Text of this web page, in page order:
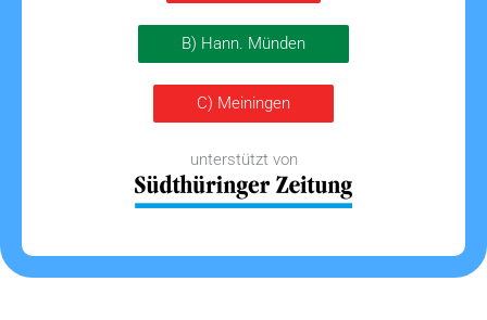
B) Hann. Münden
C) Meiningen
unterstützt von